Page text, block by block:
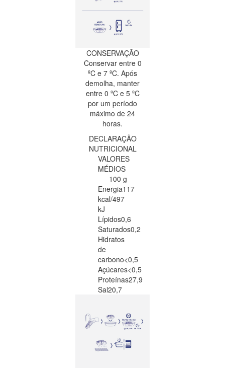
CONSERVAÇÃO
Conservar entre 0
ºC e 7 ºC. Após
demolha, manter
entre 0 ºC e 5 ºC
por um período
máximo de 24
horas.
DECLARAÇÃO
NUTRICIONAL
VALORES
MÉDIOS
100 g
Energia117
kcal/497
kJ
Lípidos0,6
Saturados0,2
Hidratos
de
carbono<0,5
Açúcares<0,5
Proteínas27,9
Sal20,7